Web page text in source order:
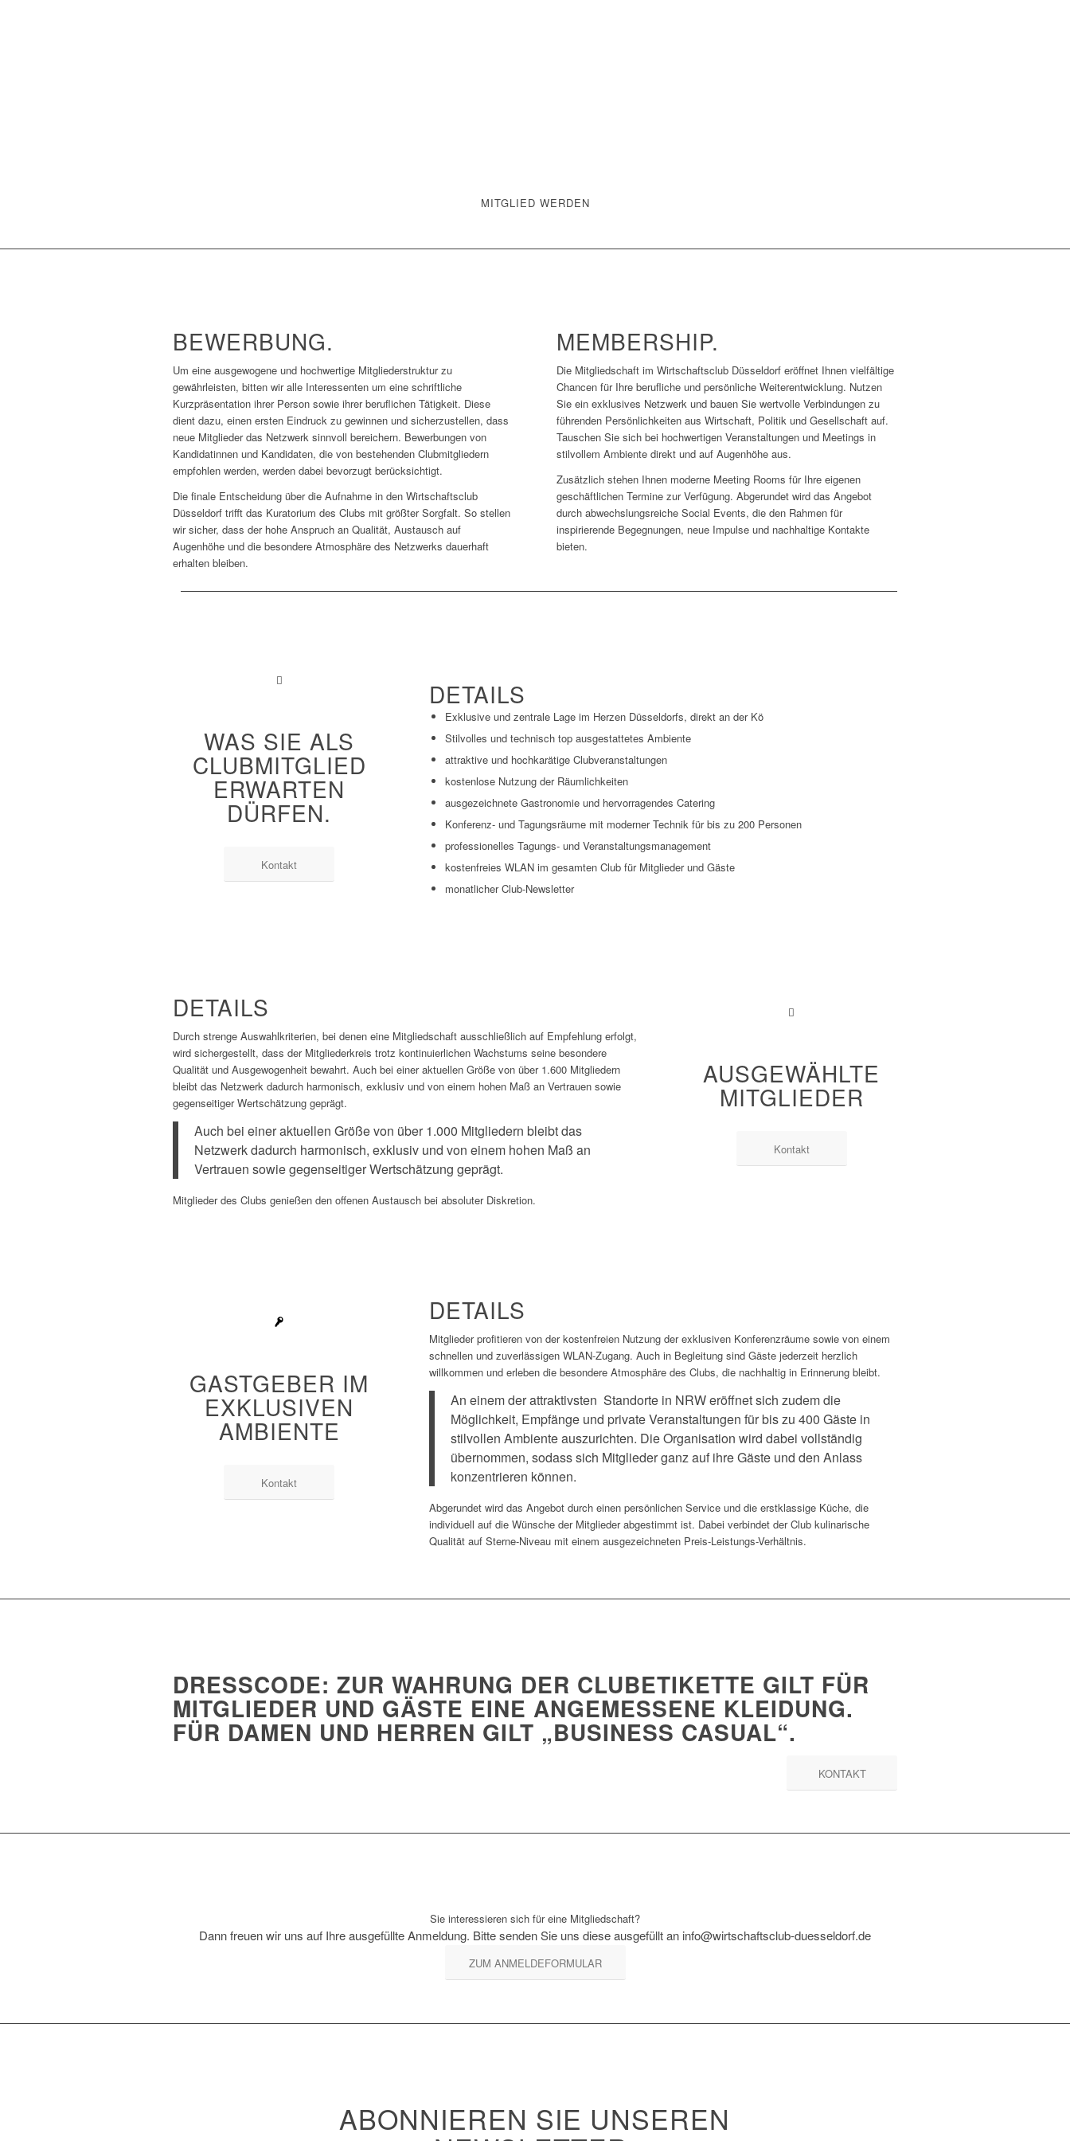
MITGLIED WERDEN
BEWERBUNG.
Um eine ausgewogene und hochwertige Mitgliederstruktur zu
gewährleisten, bitten wir alle Interessenten um eine schriftliche
Kurzpräsentation ihrer Person sowie ihrer beruflichen Tätigkeit. Diese
dient dazu, einen ersten Eindruck zu gewinnen und sicherzustellen, dass
neue Mitglieder das Netzwerk sinnvoll bereichern. Bewerbungen von
Kandidatinnen und Kandidaten, die von bestehenden Clubmitgliedern
empfohlen werden, werden dabei bevorzugt berücksichtigt.
Die finale Entscheidung über die Aufnahme in den Wirtschaftsclub
Düsseldorf trifft das Kuratorium des Clubs mit größter Sorgfalt. So stellen
wir sicher, dass der hohe Anspruch an Qualität, Austausch auf
Augenhöhe und die besondere Atmosphäre des Netzwerks dauerhaft
erhalten bleiben.
MEMBERSHIP.
Die Mitgliedschaft im Wirtschaftsclub Düsseldorf eröffnet Ihnen vielfältige
Chancen für Ihre berufliche und persönliche Weiterentwicklung. Nutzen
Sie ein exklusives Netzwerk und bauen Sie wertvolle Verbindungen zu
führenden Persönlichkeiten aus Wirtschaft, Politik und Gesellschaft auf.
Tauschen Sie sich bei hochwertigen Veranstaltungen und Meetings in
stilvollem Ambiente direkt und auf Augenhöhe aus.
Zusätzlich stehen Ihnen moderne Meeting Rooms für Ihre eigenen
geschäftlichen Termine zur Verfügung. Abgerundet wird das Angebot
durch abwechslungsreiche Social Events, die den Rahmen für
inspirierende Begegnungen, neue Impulse und nachhaltige Kontakte
bieten.
WAS SIE ALS
CLUBMITGLIED
ERWARTEN
DÜRFEN.
Kontakt
DETAILS
Exklusive und zentrale Lage im Herzen Düsseldorfs, direkt an der Kö
Stilvolles und technisch top ausgestattetes Ambiente
attraktive und hochkarätige Clubveranstaltungen
kostenlose Nutzung der Räumlichkeiten
ausgezeichnete Gastronomie und hervorragendes Catering
Konferenz- und Tagungsräume mit moderner Technik für bis zu 200 Personen
professionelles Tagungs- und Veranstaltungsmanagement
kostenfreies WLAN im gesamten Club für Mitglieder und Gäste
monatlicher Club-Newsletter
DETAILS
Durch strenge Auswahlkriterien, bei denen eine Mitgliedschaft ausschließlich auf Empfehlung erfolgt,
wird sichergestellt, dass der Mitgliederkreis trotz kontinuierlichen Wachstums seine besondere
Qualität und Ausgewogenheit bewahrt. Auch bei einer aktuellen Größe von über 1.600 Mitgliedern
bleibt das Netzwerk dadurch harmonisch, exklusiv und von einem hohen Maß an Vertrauen sowie
gegenseitiger Wertschätzung geprägt.
Auch bei einer aktuellen Größe von über 1.000 Mitgliedern bleibt das
Netzwerk dadurch harmonisch, exklusiv und von einem hohen Maß an
Vertrauen sowie gegenseitiger Wertschätzung geprägt.
Mitglieder des Clubs genießen den offenen Austausch bei absoluter Diskretion.
AUSGEWÄHLTE
MITGLIEDER
Kontakt
GASTGEBER IM
EXKLUSIVEN
AMBIENTE
Kontakt
DETAILS
Mitglieder profitieren von der kostenfreien Nutzung der exklusiven Konferenzräume sowie von einem
schnellen und zuverlässigen WLAN-Zugang. Auch in Begleitung sind Gäste jederzeit herzlich
willkommen und erleben die besondere Atmosphäre des Clubs, die nachhaltig in Erinnerung bleibt.
An einem der attraktivsten Standorte in NRW eröffnet sich zudem die
Möglichkeit, Empfänge und private Veranstaltungen für bis zu 400 Gäste in
stilvollen Ambiente auszurichten. Die Organisation wird dabei vollständig
übernommen, sodass sich Mitglieder ganz auf ihre Gäste und den Anlass
konzentrieren können.
Abgerundet wird das Angebot durch einen persönlichen Service und die erstklassige Küche, die
individuell auf die Wünsche der Mitglieder abgestimmt ist. Dabei verbindet der Club kulinarische
Qualität auf Sterne-Niveau mit einem ausgezeichneten Preis-Leistungs-Verhältnis.
DRESSCODE: ZUR WAHRUNG DER CLUBETIKETTE GILT FÜR
MITGLIEDER UND GÄSTE EINE ANGEMESSENE KLEIDUNG.
FÜR DAMEN UND HERREN GILT „BUSINESS CASUAL“.
KONTAKT
Sie interessieren sich für eine Mitgliedschaft?
Dann freuen wir uns auf Ihre ausgefüllte Anmeldung. Bitte senden Sie uns diese ausgefüllt an info@wirtschaftsclub-duesseldorf.de
ZUM ANMELDEFORMULAR
ABONNIEREN SIE UNSEREN